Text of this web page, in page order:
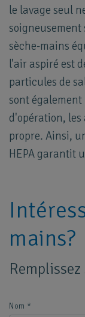
le lavage seul
soigneusement
sèche-mains
l'air aspiré est
particules de
sont également
d'opération,
propre. Ainsi,
HEPA garantit
mains?
Nom *